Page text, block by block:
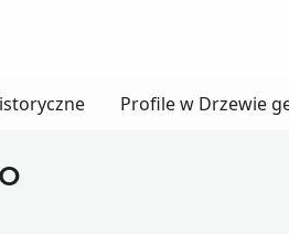
Profile w Drzewie